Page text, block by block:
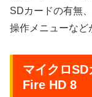
SDカードの有無
操作メニューなど
マイクロSD
Fire HD 8